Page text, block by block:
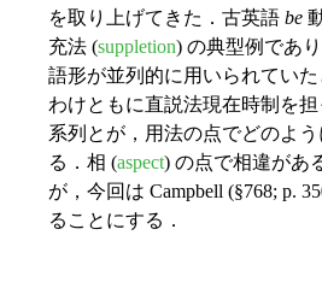
を取り上げてきた．古英語 be
充法 (suppletion) の典型例であ
語形が並列的に用いられてい
わけともに直説法現在時制を担
系列とが，用法の点でどのよ
る．相 (aspect) の点で相違があ
が，今回は Campbell (§768; p.
ることにする．